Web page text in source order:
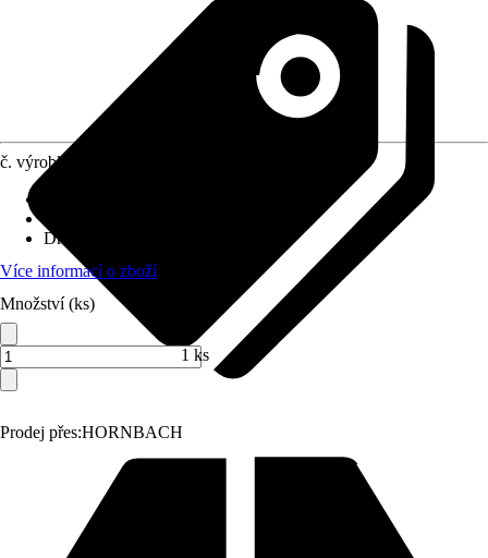
Prodej přes:HORNBACH
č. výrobku
Druh závitu
Více informací o zboží
Množství (ks)
1 ks